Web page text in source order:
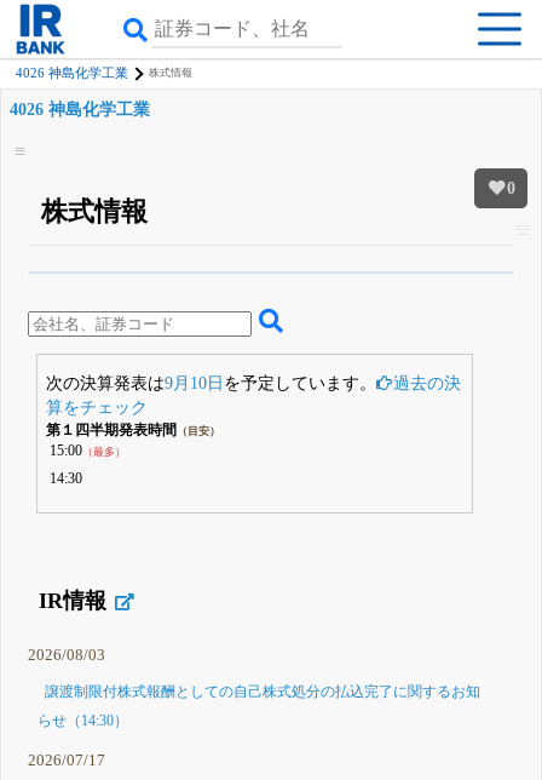
4026 神島化学工業 株式情報
0
4026 神島化学工業
株式情報
詳しく見られる無料でβ版をはじめる
登録すると永久30%OFFと米株版の先行利用も付きます
次の決算発表は9月10日 を予定しています。
過去の決
算をチェック
第１四半期発表時間 （目安）
15:00（最多）
14:30
IR情報
2026/08/03
譲渡制限付株式報酬としての自己株式処分の払込完了に関するお知
らせ（14:30）
2026/07/17